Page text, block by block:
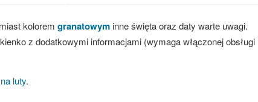
kolorem granatowym inne święta oraz daty warte uwagi.
z dodatkowymi informacjami (wymaga włączonej obsługi
luty.